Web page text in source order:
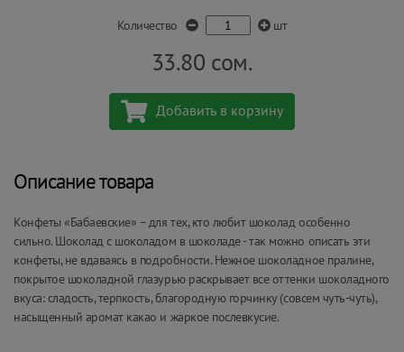
Количество шт
33.80 сом.
Добавить в корзину
Описание товара
Конфеты «Бабаевские» – для тех, кто любит шоколад особенно
сильно. Шоколад с шоколадом в шоколаде - так можно описать эти
конфеты, не вдаваясь в подробности. Нежное шоколадное пралине,
покрытое шоколадной глазурью раскрывает все оттенки шоколадного
вкуса: сладость, терпкость, благородную горчинку (совсем чуть-чуть),
насыщенный аромат какао и жаркое послевкусие.